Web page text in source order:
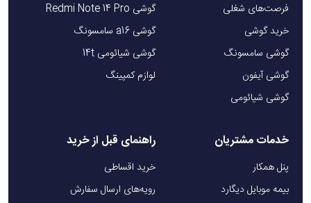
فرصت‌های شغلی
خرید گوشی
گوشی سامسونگ
گوشی آیفون
گوشی شیائومی
گوشی Redmi Note 14 Pro
گوشی a16 سامسونگ
گوشی شیائومی 14t
لوازم کمپینگ
خدمات مشتریان
پنل همکار
بیمه موبایل دیگارد
راهنمای قبل از خرید
خرید اقساطی
رویه‌های ارسال سفارش